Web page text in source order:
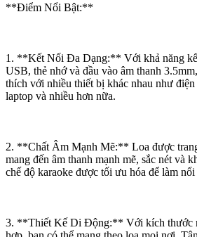
**Điểm Nổi Bật:**
1. **Kết Nối Đa Dạng:** Với khả năng
USB, thẻ nhớ và đầu vào âm thanh
thích với nhiều thiết bị khác nhau như
laptop và nhiều hơn nữa.
2. **Chất Âm Mạnh Mẽ:** Loa được
mang đến âm thanh mạnh mẽ, sắc nét và
chế độ karaoke được tối ưu hóa để làm
3. **Thiết Kế Di Động:** Với kích thước